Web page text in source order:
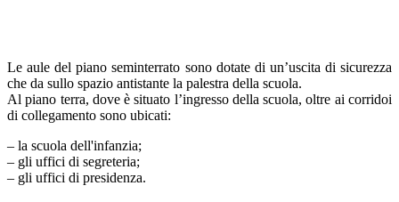
Le aule del piano seminterrato sono dotate di un’uscita di sicurezza
che da sullo spazio antistante la palestra della scuola.
Al piano terra, dove è situato l’ingresso della scuola, oltre ai corridoi
di collegamento sono ubicati:
– la scuola dell'infanzia;
– gli uffici di segreteria;
– gli uffici di presidenza.